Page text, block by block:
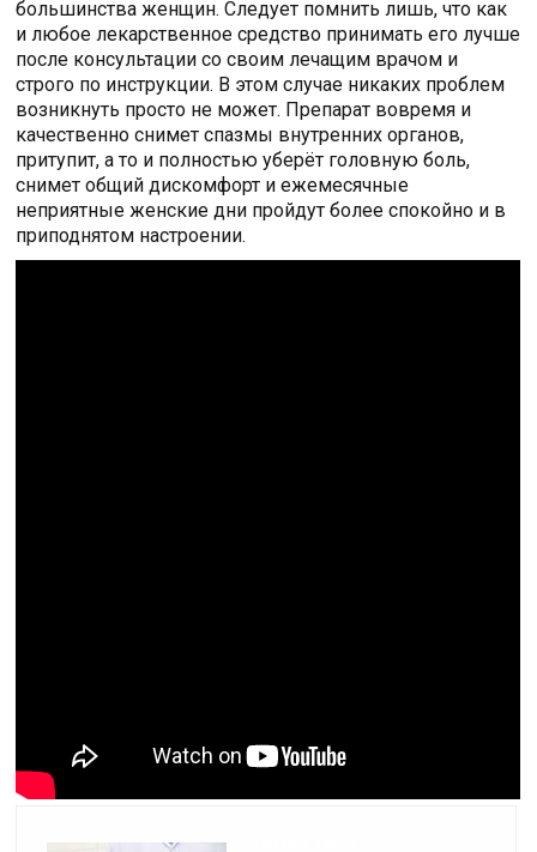
большинства женщин. Следует помнить лишь, что как
и любое лекарственное средство принимать его лучше
после консультации со своим лечащим врачом и
строго по инструкции. В этом случае никаких проблем
возникнуть просто не может. Препарат вовремя и
качественно снимет спазмы внутренних органов,
притупит, а то и полностью уберёт головную боль,
снимет общий дискомфорт и ежемесячные
неприятные женские дни пройдут более спокойно и в
приподнятом настроении.